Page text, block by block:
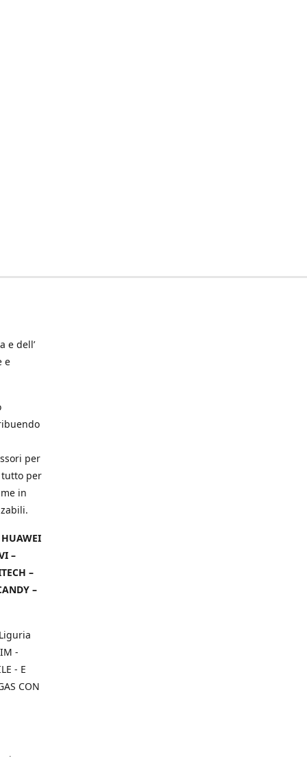
e dell’
e
per
per
in
–
–
–
-
- E
CON